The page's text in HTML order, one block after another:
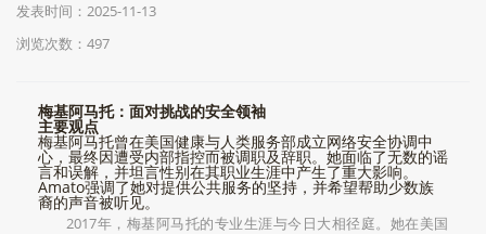
发表时间：2025-11-13
浏览次数：497
梅基阿马托：面对挑战的安全领袖
主要观点
梅基阿马托曾在美国健康与人类服务部成立网络安全协调中
心，最终因遭受内部指控而被调职及辞职。她面临了无数的谣
言和误解，并坦言性别在其职业生涯中产生了重大影响。
Amato强调了她对提供公共服务的坚持，并希望帮助少数族
裔的声音被听见。
2017年，梅基阿马托的专业生涯与今日大相径庭。她在美国